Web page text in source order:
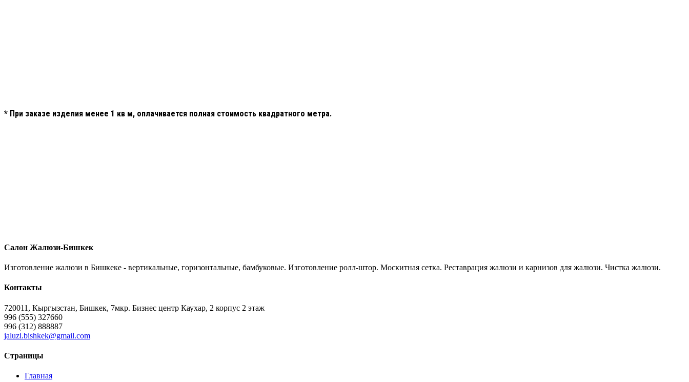
* При заказе изделия менее 1 кв м, оплачивается полная стоимость квадратного метра.
Салон Жалюзи-Бишкек
Изготовление жалюзи в Бишкеке - вертикальные, горизонтальные, бамбуковые. Изготовление ролл-штор. Москитная сетка. Реставрация жалюзи и карнизов для жалюзи. Чистка жалюзи.
Контакты
720011, Кыргызстан, Бишкек, 7мкр. Бизнес центр Каухар, 2 корпус 2 этаж
996 (555) 327660
996 (312) 888887
jaluzi.bishkek@gmail.com
Страницы
Главная